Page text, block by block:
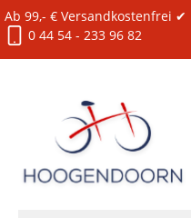
Ab 99,- € Versandkostenfrei ✔
0 44 54 - 233 96 82